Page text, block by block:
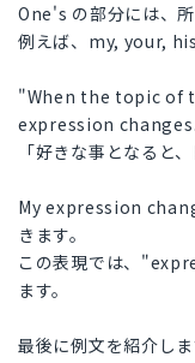
One's の部分には、所
例えば、my, your,
"When the topic of
expression
「好きな事となると
My expression
きます。
この表現では、
ます。
最後に例文を紹介しま